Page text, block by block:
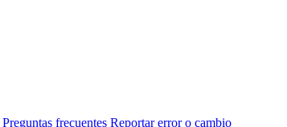
Preguntas frecuentes Reportar error o cambio